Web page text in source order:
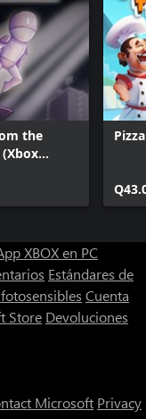
the
XBOX en PC
Estándares de
Cuenta
Store Devoluciones
Microsoft Privacy